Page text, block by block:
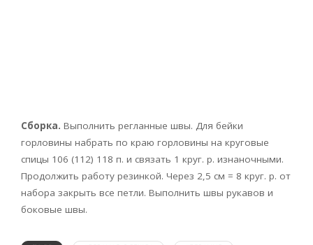
Сборка. Выполнить регланные швы. Для бейки
горловины набрать по краю горловины на круговые
спицы 106 (112) 118 п. и связать 1 круг. р. изнаночными.
Продолжить работу резинкой. Через 2,5 см = 8 круг. р. от
набора закрыть все петли. Выполнить швы рукавов и
боковые швы.